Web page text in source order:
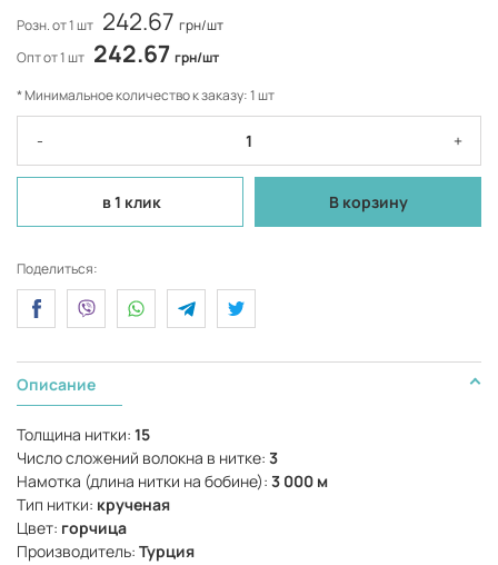
Розн. от 1 шт 242.67 грн/шт
Опт от 1 шт 242.67 грн/шт
* Минимальное количество к заказу: 1 шт
- +
в 1 клик В корзину
Поделиться:
Описание
Толщина нитки: 15
Число сложений волокна в нитке: 3
Намотка (длина нитки на бобине): 3 000 м
Тип нитки: крученая
Цвет: горчица
Производитель: Турция